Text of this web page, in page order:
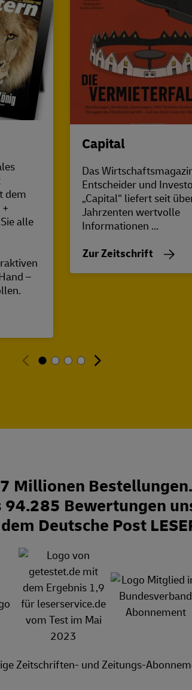
dem
alle
–
Capital
Das
Entscheider und
„Capital“ liefert seit
Jahrzenten wertvolle
Informationen ...
Zur Zeitschrift
Millionen Bestellungen.
94.285 Bewertungen
Deutsche Post
Zeitschriften- und Zeitungs-